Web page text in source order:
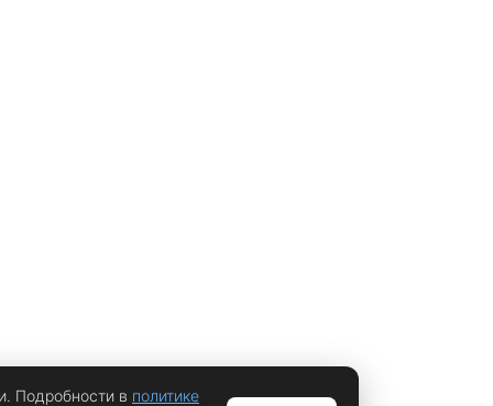
Подробности в политике